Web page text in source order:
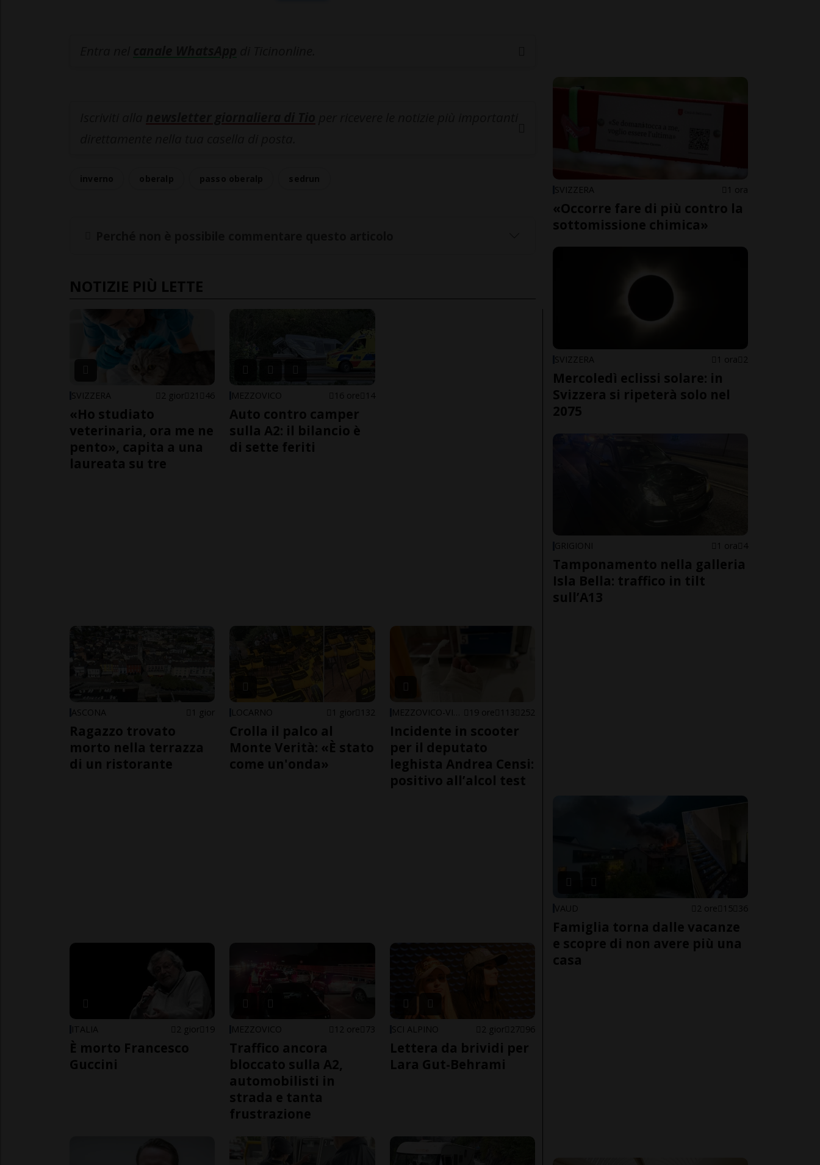
NOTIZIE PIÙ LETTE
SVIZZERA 2 gior 21 46
«Ho studiato
veterinaria, ora me ne
pento», capita a una
laureata su tre
MEZZOVICO 16 ore 14
Auto contro camper
sulla A2: il bilancio è
di sette feriti
ASCONA 1 gior
Ragazzo trovato
morto nella terrazza
di un ristorante
LOCARNO 1 gior 132
Crolla il palco al
Monte Verità: «È stato
come un'onda»
19 ore 113 252
Incidente in scooter
per il deputato
leghista Andrea Censi:
positivo all’alcol test
ITALIA 2 gior 19
È morto Francesco
Guccini
MEZZOVICO 12 ore 73
Traffico ancora
bloccato sulla A2,
automobilisti in
strada e tanta
frustrazione
SCI ALPINO 2 gior 27 96
Lettera da brividi per
Lara Gut-Behrami
SVIZZERA 1 ora
«Occorre fare di più contro la
sottomissione chimica»
SVIZZERA 1 ora 2
Mercoledì eclissi solare: in
Svizzera si ripeterà solo nel
2075
GRIGIONI 1 ora 4
Tamponamento nella galleria
Isla Bella: traffico in tilt
sull’A13
VAUD 2 ore 15 36
Famiglia torna dalle vacanze
e scopre di non avere più una
casa